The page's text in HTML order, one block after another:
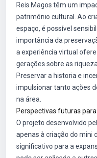
Reis Magos têm um
patrimônio cultural. Ao
espaço, é possível
importância da
a experiência virtual
gerações sobre as
Preservar a historia e
impulsionar tanto ações
na área.
Perspectivas futuras
O projeto desenvolvido
apenas à criação do mini
significativo para a